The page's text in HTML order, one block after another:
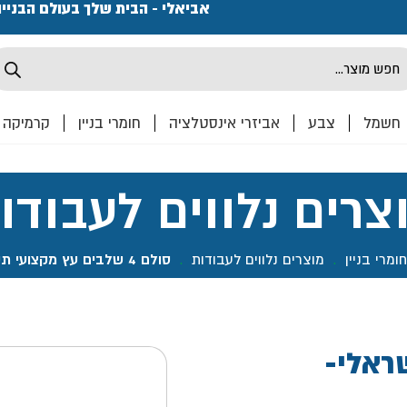
אביאלי - הבית שלך בעולם
חשמל צבע אביזרי אינסטלציה חומרי בניין קרמיקה
נלווים
חומרי בניין . מוצרים נלווים לעבודות . סולם 4 שלבים עץ מקצועי תקן ישראלי- קפרו